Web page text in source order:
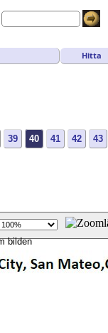
Hitta
39 40 41 42 43